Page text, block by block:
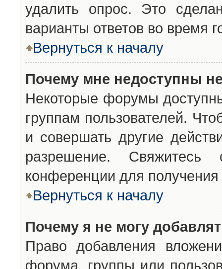
удалить опрос. Это
варианты ответов во время
Вернуться к началу
Почему мне недоступны
Некоторые форумы
группам пользователей.
и совершать другие
разрешение. Свяжитесь
конференции для получения
Вернуться к началу
Почему я не могу
Право добавления
форума, группы или